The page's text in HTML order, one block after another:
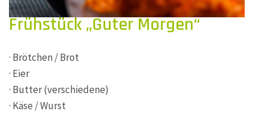
Frühstück „Guter Morgen“
· Brötchen / Brot
· Eier
· Butter (verschiedene)
· Käse / Wurst